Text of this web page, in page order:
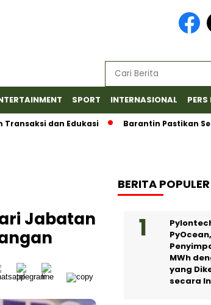
SPORT INTERNASIONAL PERS
dan Edukasi Barantin Pastikan
Jabatan
BERITA POPULER
MWh
yang
secara